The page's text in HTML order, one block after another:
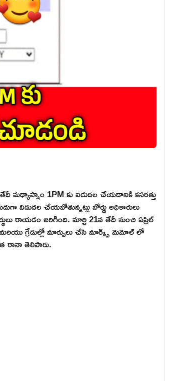
మధ్యాహ్నం 1PM కు విడుదల చేయడానికి కసరత్తు
విడుదల చేయబోతున్నట్లు బోర్డు అధికారులు
రాయడం జరిగింది. మార్చి 21వ తేదీ నుంచి ఏప్రిల్
గ్రేడుల్లో మార్పులు చేసి మార్క్స్ మెమోల్ లో
రానా తెలిపారు.